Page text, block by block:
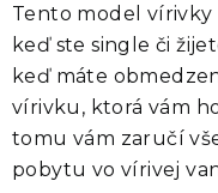
Tento model
keď ste single či
keď máte
vírivku, ktorá vám
tomu vám zaručí
pobytu vo vírivej